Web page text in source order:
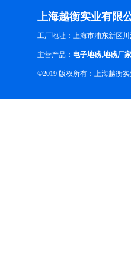
上海越衡实业有限
工厂地址：上海市浦东新区川
主营产品： 电子地磅,地磅厂家
©2019 版权所有：上海越衡